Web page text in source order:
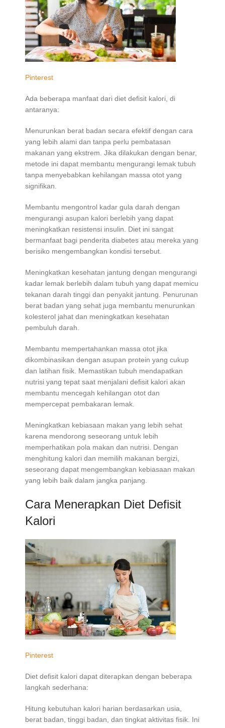
Pinterest
Ada beberapa manfaat dari diet defisit kalori, di
antaranya:
Menurunkan berat badan secara efektif dengan cara
yang lebih alami dan tanpa perlu pembatasan
makanan yang ekstrem. Jika dilakukan dengan benar,
metode ini dapat membantu mengurangi lemak tubuh
tanpa menyebabkan kehilangan massa otot yang
signifikan.
Membantu mengontrol kadar gula darah dengan
mengurangi asupan kalori berlebih yang dapat
meningkatkan resistensi insulin. Diet ini sangat
bermanfaat bagi penderita diabetes atau mereka yang
berisiko mengembangkan kondisi tersebut.
Meningkatkan kesehatan jantung dengan mengurangi
kadar lemak berlebih dalam tubuh yang dapat memicu
tekanan darah tinggi dan penyakit jantung. Penurunan
berat badan yang sehat juga membantu menurunkan
kolesterol jahat dan meningkatkan kesehatan
pembuluh darah.
Membantu mempertahankan massa otot jika
dikombinasikan dengan asupan protein yang cukup
dan latihan fisik. Memastikan tubuh mendapatkan
nutrisi yang tepat saat menjalani defisit kalori akan
membantu mencegah kehilangan otot dan
mempercepat pembakaran lemak.
Meningkatkan kebiasaan makan yang lebih sehat
karena mendorong seseorang untuk lebih
memperhatikan pola makan dan nutrisi. Dengan
menghitung kalori dan memilih makanan bergizi,
seseorang dapat mengembangkan kebiasaan makan
yang lebih baik dalam jangka panjang.
Cara Menerapkan Diet Defisit
Kalori
Pinterest
Diet defisit kalori dapat diterapkan dengan beberapa
langkah sederhana:
Hitung kebutuhan kalori harian berdasarkan usia,
berat badan, tinggi badan, dan tingkat aktivitas fisik. Ini